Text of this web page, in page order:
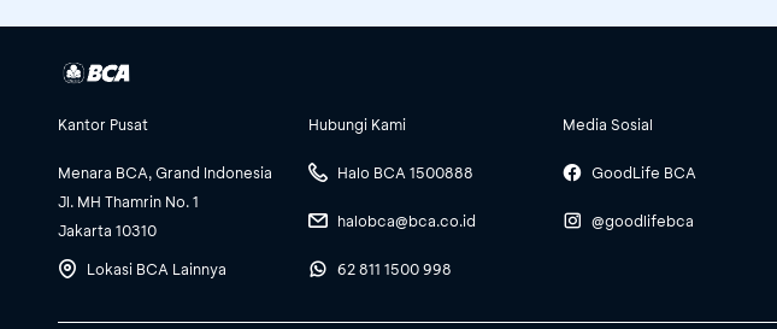
Kantor Pusat
Menara BCA, Grand Indonesia
Jl. MH Thamrin No. 1
Jakarta 10310
Lokasi BCA Lainnya
Hubungi Kami
Halo BCA 1500888
halobca@bca.co.id
62 811 1500 998
Media Sosial
GoodLife BCA
@goodlifebca